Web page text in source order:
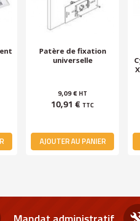
Patère de fixation
universelle
9,09 € HT
10,91 € TTC
AJOUTER AU PANIER